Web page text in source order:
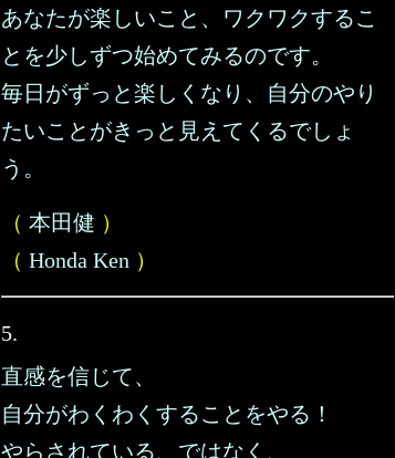
あなたが楽しいこと、ワクワクするこ
とを少しずつ始めてみるのです。
毎日がずっと楽しくなり、自分のやり
たいことがきっと見えてくるでしょ
う。
（ 本田健 ）
（ Honda Ken ）
5.
直感を信じて、
自分がわくわくすることをやる！
やらされている、ではなく、